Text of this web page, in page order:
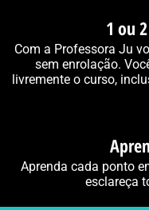
1 ou
Com a Professora Ju
sem enrolação.
livremente o curso,
Aprenda cada ponto
esclareça